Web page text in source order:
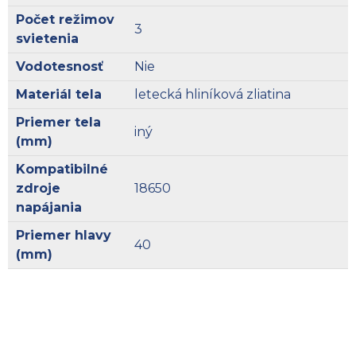
Počet režimov
svietenia
3
Vodotesnosť
Nie
Materiál tela
letecká hliníková zliatina
Priemer tela
(mm)
iný
Kompatibilné
zdroje
napájania
18650
Priemer hlavy
(mm)
40